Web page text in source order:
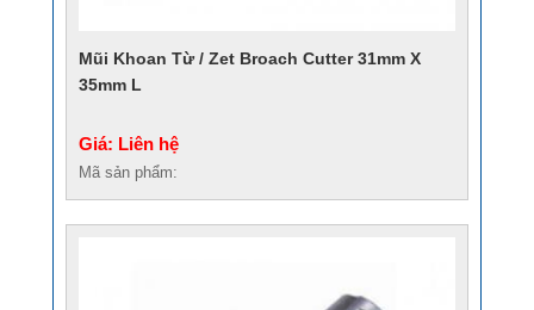
Mũi Khoan Từ / Zet Broach Cutter 31mm X
35mm L
Giá: Liên hệ
Mã sản phẩm: